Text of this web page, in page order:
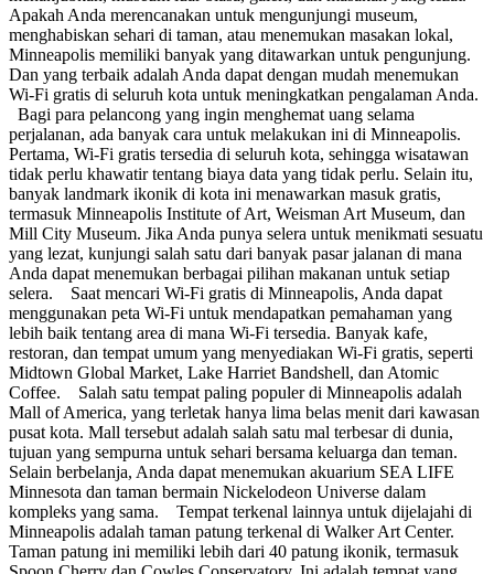
Apakah Anda merencanakan untuk mengunjungi museum,
menghabiskan sehari di taman, atau menemukan masakan lokal,
Minneapolis memiliki banyak yang ditawarkan untuk pengunjung.
Dan yang terbaik adalah Anda dapat dengan mudah menemukan
Wi-Fi gratis di seluruh kota untuk meningkatkan pengalaman Anda.
Bagi para pelancong yang ingin menghemat uang selama
perjalanan, ada banyak cara untuk melakukan ini di Minneapolis.
Pertama, Wi-Fi gratis tersedia di seluruh kota, sehingga wisatawan
tidak perlu khawatir tentang biaya data yang tidak perlu. Selain itu,
banyak landmark ikonik di kota ini menawarkan masuk gratis,
termasuk Minneapolis Institute of Art, Weisman Art Museum, dan
Mill City Museum. Jika Anda punya selera untuk menikmati sesuatu
yang lezat, kunjungi salah satu dari banyak pasar jalanan di mana
Anda dapat menemukan berbagai pilihan makanan untuk setiap
selera. Saat mencari Wi-Fi gratis di Minneapolis, Anda dapat
menggunakan peta Wi-Fi untuk mendapatkan pemahaman yang
lebih baik tentang area di mana Wi-Fi tersedia. Banyak kafe,
restoran, dan tempat umum yang menyediakan Wi-Fi gratis, seperti
Midtown Global Market, Lake Harriet Bandshell, dan Atomic
Coffee. Salah satu tempat paling populer di Minneapolis adalah
Mall of America, yang terletak hanya lima belas menit dari kawasan
pusat kota. Mall tersebut adalah salah satu mal terbesar di dunia,
tujuan yang sempurna untuk sehari bersama keluarga dan teman.
Selain berbelanja, Anda dapat menemukan akuarium SEA LIFE
Minnesota dan taman bermain Nickelodeon Universe dalam
kompleks yang sama. Tempat terkenal lainnya untuk dijelajahi di
Minneapolis adalah taman patung terkenal di Walker Art Center.
Taman patung ini memiliki lebih dari 40 patung ikonik, termasuk